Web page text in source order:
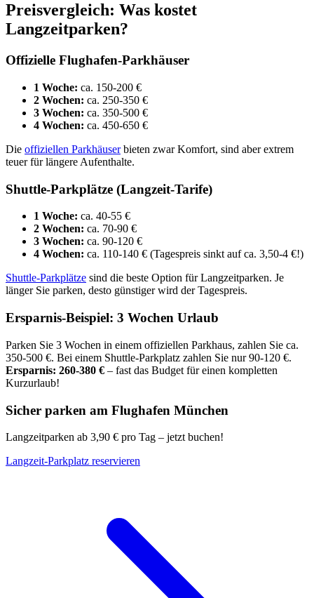
Preisvergleich: Was kostet
Langzeitparken?
Offizielle Flughafen-Parkhäuser
1 Woche: ca. 150-200 €
2 Wochen: ca. 250-350 €
3 Wochen: ca. 350-500 €
4 Wochen: ca. 450-650 €
Die offiziellen Parkhäuser bieten zwar Komfort, sind aber extrem
teuer für längere Aufenthalte.
Shuttle-Parkplätze (Langzeit-Tarife)
1 Woche: ca. 40-55 €
2 Wochen: ca. 70-90 €
3 Wochen: ca. 90-120 €
4 Wochen: ca. 110-140 € (Tagespreis sinkt auf ca. 3,50-4 €!)
Shuttle-Parkplätze sind die beste Option für Langzeitparken. Je
länger Sie parken, desto günstiger wird der Tagespreis.
Ersparnis-Beispiel: 3 Wochen Urlaub
Parken Sie 3 Wochen in einem offiziellen Parkhaus, zahlen Sie ca.
350-500 €. Bei einem Shuttle-Parkplatz zahlen Sie nur 90-120 €.
Ersparnis: 260-380 € – fast das Budget für einen kompletten
Kurzurlaub!
Sicher parken am Flughafen München
Langzeitparken ab 3,90 € pro Tag – jetzt buchen!
Langzeit-Parkplatz reservieren